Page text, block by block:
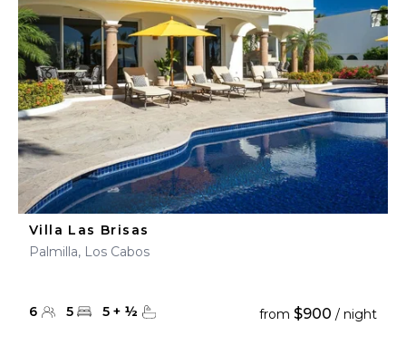
13 14 15 16 17 18 19
20 21 22 23 24 25 26
27 28 29 30
Villa Las Brisas
Palmilla, Los Cabos
6 5 5 + ½ from $900 / night